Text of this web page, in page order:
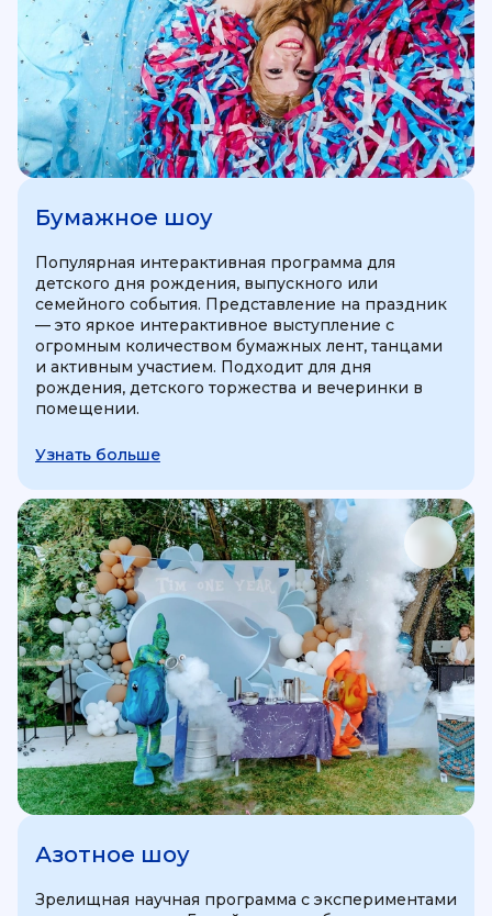
Бумажное шоу
Популярная интерактивная программа для
детского дня рождения, выпускного или
семейного события. Представление на праздник
— это яркое интерактивное выступление с
огромным количеством бумажных лент, танцами
и активным участием. Подходит для дня
рождения, детского торжества и вечеринки в
помещении.
Узнать больше
Азотное шоу
Зрелищная научная программа с экспериментами